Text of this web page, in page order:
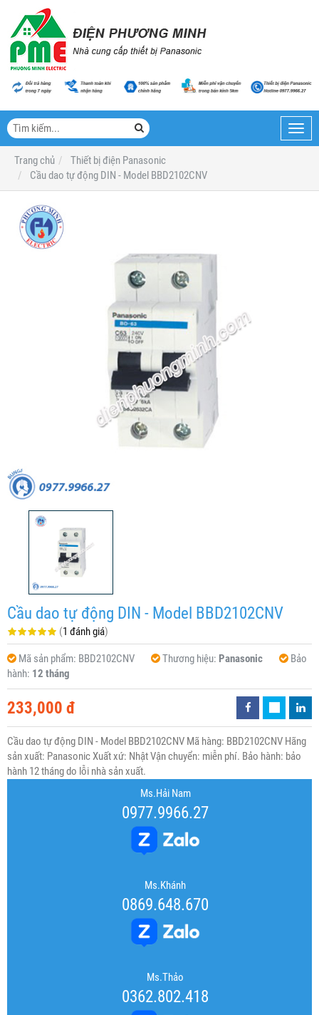
Trang chủ
Thiết bị điện Panasonic
Cầu dao tự động DIN - Model BBD2102CNV
Cầu dao tự động DIN - Model BBD2102CNV
(1 đánh giá)
Mã sản phẩm: BBD2102CNV Thương hiệu: Panasonic
Bảo
hành: 12 tháng
233,000 đ
Cầu dao tự động DIN - Model BBD2102CNV Mã hàng: BBD2102CNV Hãng
sản xuất: Panasonic Xuất xứ: Nhật Vận chuyển: miễn phí. Bảo hành: bảo
hành 12 tháng do lỗi nhà sản xuất.
Ms.Hải Nam
0977.9966.27
Ms.Khánh
0869.648.670
Ms.Thảo
0362.802.418